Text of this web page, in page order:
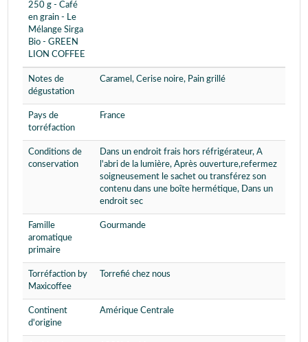
250 g - Café
en grain - Le
Mélange Sirga
Bio - GREEN
LION COFFEE
Notes de
dégustation
Caramel, Cerise noire, Pain grillé
Pays de
torréfaction
France
Conditions de
conservation
Dans un endroit frais hors réfrigérateur, A
l'abri de la lumière, Après ouverture,refermez
soigneusement le sachet ou transférez son
contenu dans une boîte hermétique, Dans un
endroit sec
Famille
aromatique
primaire
Gourmande
Torréfaction by
Maxicoffee
Torrefié chez nous
Continent
d'origine
Amérique Centrale